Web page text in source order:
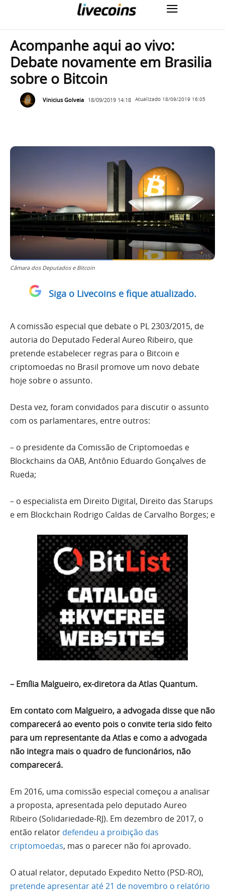
Acompanhe aqui ao vivo:
Debate novamente em Brasilia
sobre o Bitcoin
Vinicius Golveia 18/09/2019 14:18 Atualizado 18/09/2019 16:05
Câmara dos Deputados e Bitcoin
Siga o Livecoins e fique atualizado.
A comissão especial que debate o PL 2303/2015, de
autoria do Deputado Federal Aureo Ribeiro, que
pretende estabelecer regras para o Bitcoin e
criptomoedas no Brasil promove um novo debate
hoje sobre o assunto.
Desta vez, foram convidados para discutir o assunto
com os parlamentares, entre outros:
– o presidente da Comissão de Criptomoedas e
Blockchains da OAB, Antônio Eduardo Gonçalves de
Rueda;
– o especialista em Direito Digital, Direito das Starups
e em Blockchain Rodrigo Caldas de Carvalho Borges; e
– Emília Malgueiro, ex-diretora da Atlas Quantum.
Em contato com Malgueiro, a advogada disse que não
comparecerá ao evento pois o convite teria sido feito
para um representante da Atlas e como a advogada
não integra mais o quadro de funcionários, não
comparecerá.
Em 2016, uma comissão especial começou a analisar
a proposta, apresentada pelo deputado Aureo
Ribeiro (Solidariedade-RJ). Em dezembro de 2017, o
então relator defendeu a proibição das
criptomoedas, mas o parecer não foi aprovado.
O atual relator, deputado Expedito Netto (PSD-RO),
pretende apresentar até 21 de novembro o relatório